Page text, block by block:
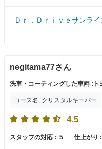
Ｄｒ．Ｄｒｉｖｅサンラ
negitama77さん
洗車・コーティングした車両 :ト
コース名 :クリスタルキーパー
4.5
スタッフの対応 : 5 仕上がり :